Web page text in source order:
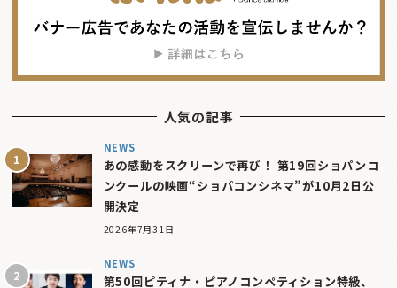
人気の記事
NEWS
あの感動をスクリーンで再び！ 第19回ショパンコ
ンクールの映画“ショパコンシネマ”が10月2日公
開決定
2026年7月31日
NEWS
第50回ピティナ・ピアノコンペティション特級、